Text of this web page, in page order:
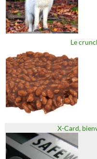
Le
X-Card,